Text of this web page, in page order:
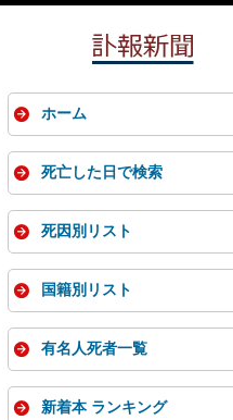
ホーム
死亡した日で検索
死因別リスト
国籍別リスト
有名人死者一覧
新着本 ランキング